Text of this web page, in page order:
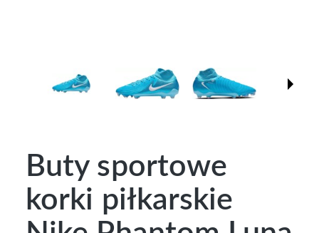
Buty sportowe
korki piłkarskie